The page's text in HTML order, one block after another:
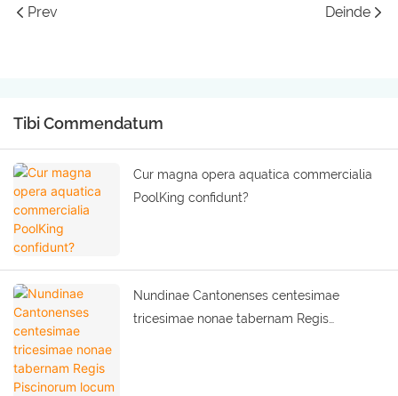
Prev Deinde
Tibi Commendatum
Cur magna opera aquatica commercialia
PoolKing confidunt?
Nundinae Cantonenses centesimae
tricesimae nonae tabernam Regis